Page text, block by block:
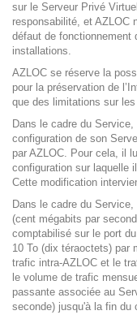
sur le Serveur Privé
responsabilité, et AZLOC
défaut de fonctionnement
installations.
AZLOC se réserve la
pour la préservation de
que des limitations sur
Dans le cadre du
configuration de son
par AZLOC. Pour cela, il
configuration sur laquelle
Cette modification
Dans le cadre du
(cent mégabits par
comptabilisé sur le port
10 To (dix téraoctets) par
trafic intra-AZLOC et le
le volume de trafic
passante associée au
seconde) jusqu'à la fin du